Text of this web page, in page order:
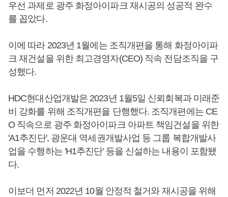
우선 과제로 광주 화정아이파크 재시공의 성공적 완수
를 꼽았다.
이에 따라 2023년 1월에는 조직개편을 통해 화정아이파
크 재건설을 위한 최고경영자(CEO) 직속 전담조직을 구
성했다.
HDC현대산업개발은 2023년 1월5일 신뢰회복과 미래준
비 강화를 위해 조직개편을 단행했다. 조직개편에는 CE
O 직속으로 광주 화정아이파크 아파트 책임건설을 위한
'A1추진단', 광운대 역세권개발사업 등 그룹 복합개발사
업을 수행하는 'H1추진단' 등을 신설하는 내용이 포함됐
다.
이보더 먼저 2022년 10월 안정적 철거와 재시공을 위해